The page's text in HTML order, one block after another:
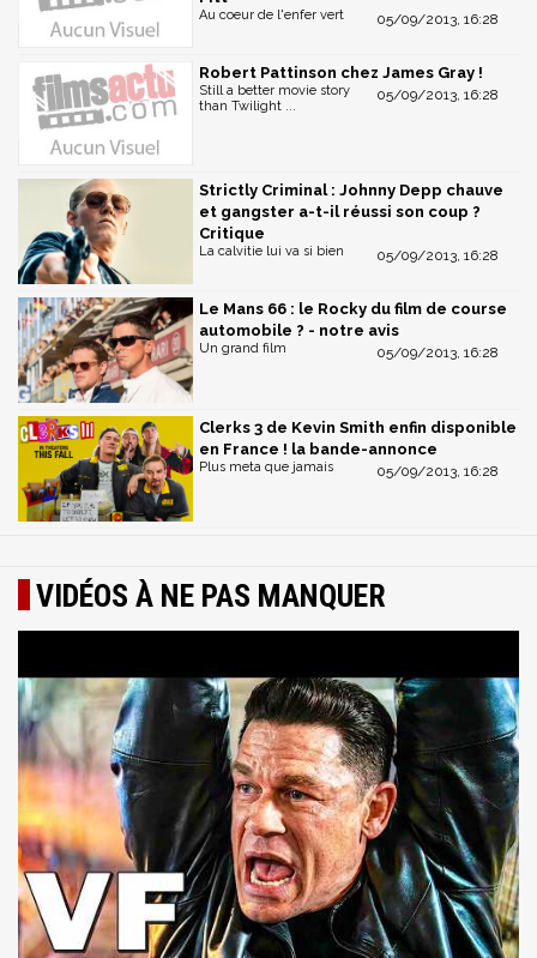
05/09/2013, 16:28
Au coeur de l'enfer vert
Robert Pattinson chez James Gray !
05/09/2013, 16:28
Still a better movie story
than Twilight ...
Strictly Criminal : Johnny Depp chauve
et gangster a-t-il réussi son coup ?
Critique
05/09/2013, 16:28
La calvitie lui va si bien
Le Mans 66 : le Rocky du film de course
automobile ? - notre avis
05/09/2013, 16:28
Un grand film
Clerks 3 de Kevin Smith enfin disponible
en France ! la bande-annonce
05/09/2013, 16:28
Plus meta que jamais
VIDÉOS À NE PAS MANQUER